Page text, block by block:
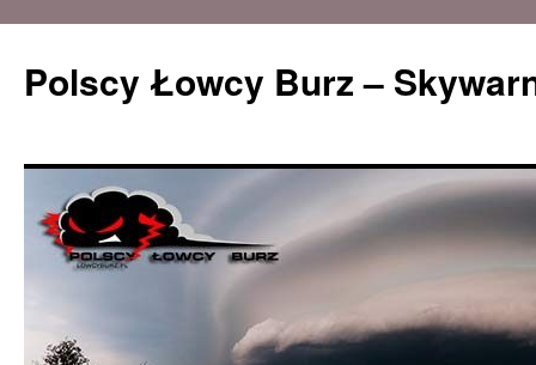
Polscy Łowcy Burz –